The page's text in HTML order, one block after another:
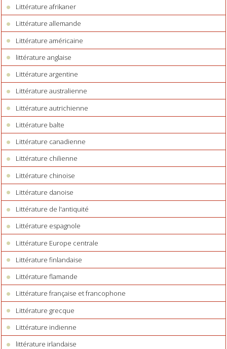
Littérature afrikaner
Littérature allemande
Littérature américaine
littérature anglaise
Littérature argentine
Littérature australienne
Littérature autrichienne
Littérature balte
Littérature canadienne
Littérature chilienne
Littérature chinoise
Littérature danoise
Littérature de l'antiquité
Littérature espagnole
Littérature Europe centrale
Littérature finlandaise
Littérature flamande
Littérature française et francophone
Littérature grecque
Littérature indienne
littérature irlandaise